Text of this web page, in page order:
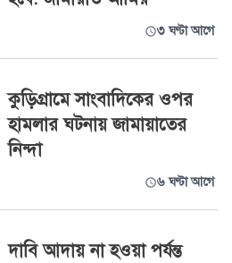
৩ ঘণ্টা আগে
কুড়িগ্রামে সাংবাদিকের ওপর
হামলার ঘটনায় জামায়াতের
নিন্দা
৬ ঘণ্টা আগে
দাবি আদায় না হওয়া পর্যন্ত